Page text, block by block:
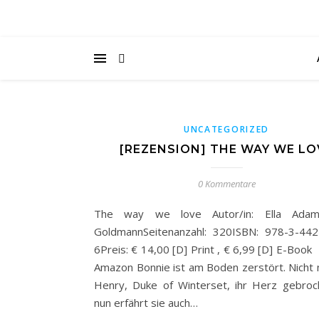
UNCATEGORIZED
[REZENSION] THE WAY WE
0 Kommentare
The way we love Autor/in: Ella
GoldmannSeitenanzahl: 320ISBN: 978-3-
6Preis: € 14,00 [D] Print , € 6,99 [D]
Amazon Bonnie ist am Boden zerstört. Nicht
Henry, Duke of Winterset, ihr Herz
nun erfährt sie auch…